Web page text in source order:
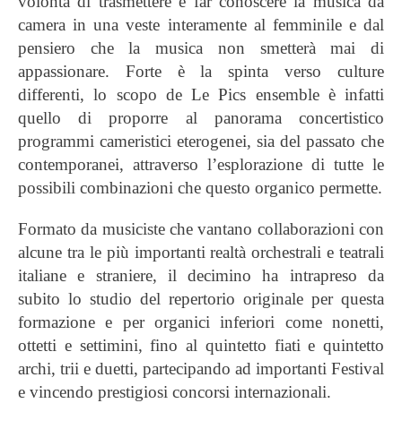
camera in una veste interamente al femminile e dal
pensiero che la musica non smetterà mai di
appassionare. Forte è la spinta verso culture
differenti, lo scopo de Le Pics ensemble è infatti
quello di proporre al panorama concertistico
programmi cameristici eterogenei, sia del passato che
contemporanei, attraverso l’esplorazione di tutte le
possibili combinazioni che questo organico permette.
Formato da musiciste che vantano collaborazioni con
alcune tra le più importanti realtà orchestrali e teatrali
italiane e straniere, il decimino ha intrapreso da
subito lo studio del repertorio originale per questa
formazione e per organici inferiori come nonetti,
ottetti e settimini, fino al quintetto fiati e quintetto
archi, trii e duetti, partecipando ad importanti Festival
e vincendo prestigiosi concorsi internazionali.